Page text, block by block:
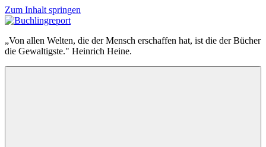
Zum Inhalt springen
Buchlingreport
„Von allen Welten, die der Mensch erschaffen hat, ist die der Bücher
die Gewaltigste." Heinrich Heine.